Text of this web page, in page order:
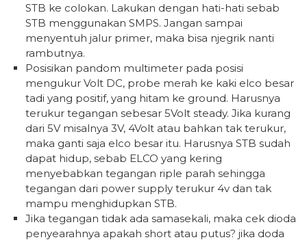
STB ke colokan. Lakukan dengan hati-hati sebab
STB menggunakan SMPS. Jangan sampai
menyentuh jalur primer, maka bisa njegrik nanti
rambutnya.
Posisikan pandom multimeter pada posisi
mengukur Volt DC, probe merah ke kaki elco besar
tadi yang positif, yang hitam ke ground. Harusnya
terukur tegangan sebesar 5Volt steady. Jika kurang
dari 5V misalnya 3V, 4Volt atau bahkan tak terukur,
maka ganti saja elco besar itu. Harusnya STB sudah
dapat hidup, sebab ELCO yang kering
menyebabkan tegangan riple parah sehingga
tegangan dari power supply terukur 4v dan tak
mampu menghidupkan STB.
Jika tegangan tidak ada samasekali, maka cek dioda
penyearahnya apakah short atau putus? jika doda